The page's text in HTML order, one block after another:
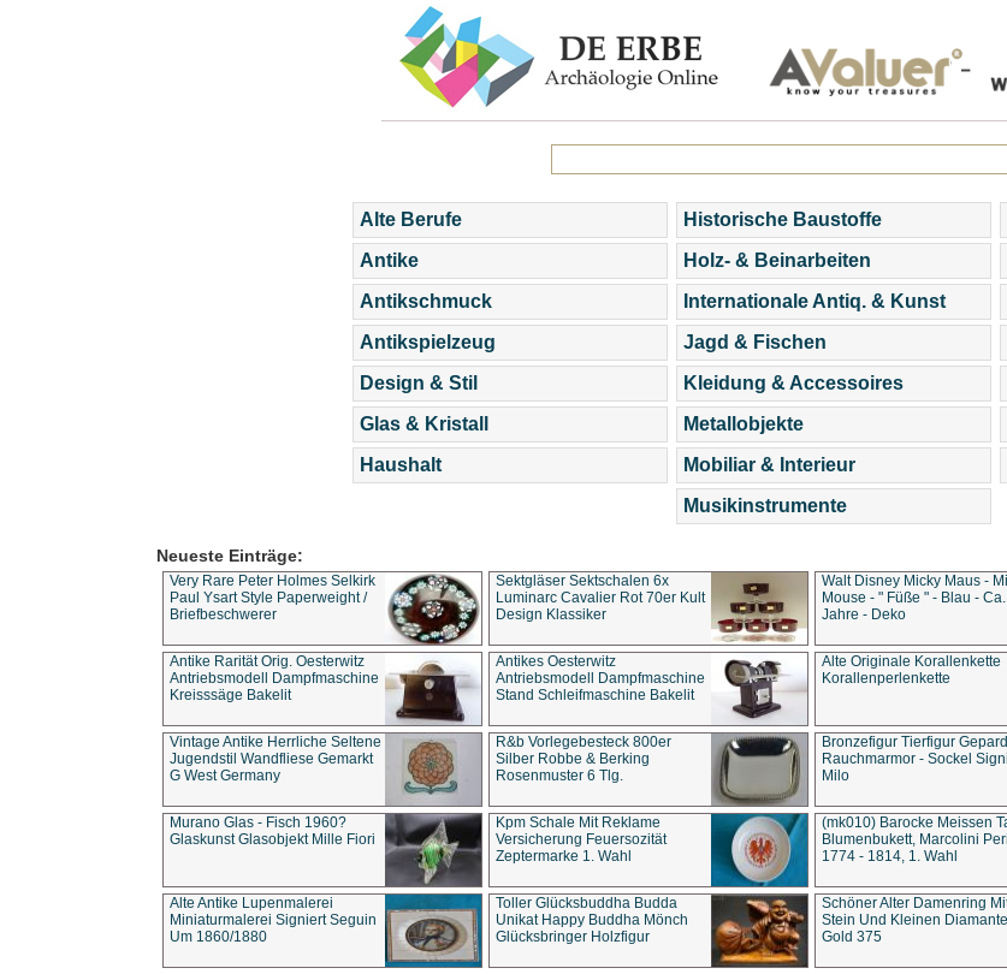
Alte Berufe
Antike
Antikschmuck
Antikspielzeug
Design & Stil
Glas & Kristall
Haushalt
Historische Baustoffe
Holz- & Beinarbeiten
Internationale Antiq. & Kunst
Jagd & Fischen
Kleidung & Accessoires
Metallobjekte
Mobiliar & Interieur
Musikinstrumente
Neueste Einträge:
Very Rare Peter Holmes Selkirk
Paul Ysart Style Paperweight /
Briefbeschwerer
Sektgläser Sektschalen 6x
Luminarc Cavalier Rot 70er Kult
Design Klassiker
Walt Disney Micky Maus -
Mouse - " Füße " - Blau -
Jahre - Deko
Antike Rarität Orig. Oesterwitz
Antriebsmodell Dampfmaschine
Kreisssäge Bakelit
Antikes Oesterwitz
Antriebsmodell Dampfmaschine
Stand Schleifmaschine Bakelit
Alte Originale Korallenkette
Korallenperlenkette
Vintage Antike Herrliche Seltene
Jugendstil Wandfliese Gemarkt
G West Germany
R&b Vorlegebesteck 800er
Silber Robbe & Berking
Rosenmuster 6 Tlg.
Bronzefigur Tierfigur
Rauchmarmor - Sockel
Milo
Murano Glas - Fisch 1960?
Glaskunst Glasobjekt Mille Fiori
Kpm Schale Mit Reklame
Versicherung Feuersozität
Zeptermarke 1. Wahl
(mk010) Barocke Meissen
Blumenbukett, Marcolini
1774 - 1814, 1. Wahl
Alte Antike Lupenmalerei
Miniaturmalerei Signiert Seguin
Um 1860/1880
Toller Glücksbuddha Budda
Unikat Happy Buddha Mönch
Glücksbringer Holzfigur
Schöner Alter Damenring
Stein Und Kleinen
Gold 375